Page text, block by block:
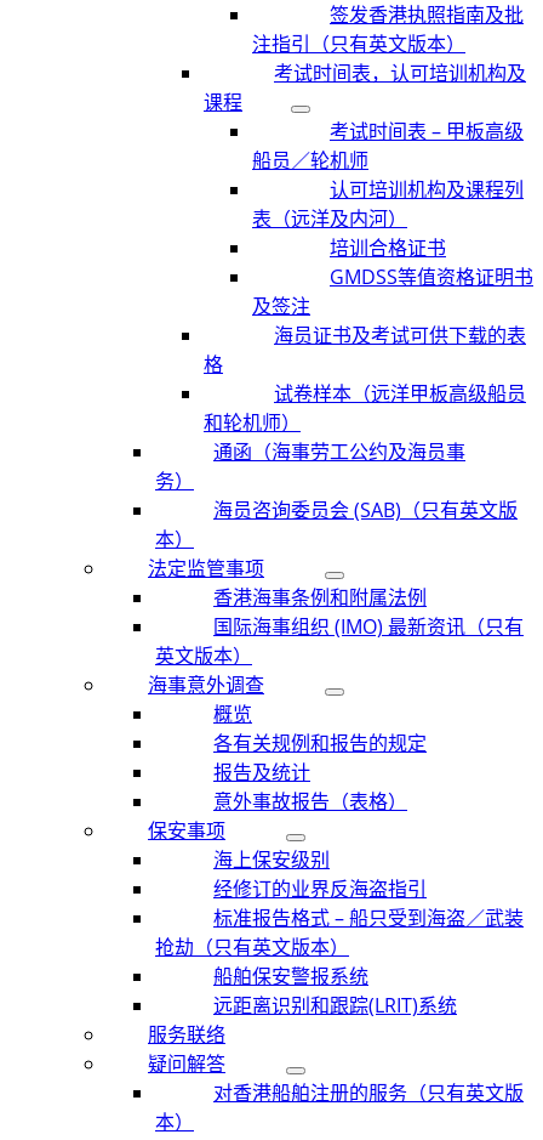
签发香港执照指南及批
注指引（只有英文版本）
考试时间表，认可培训机构及
课程
考试时间表 – 甲板高级
船员／轮机师
认可培训机构及课程列
表（远洋及内河）
培训合格证书
GMDSS等值资格证明书
及签注
海员证书及考试可供下载的表
格
试卷样本（远洋甲板高级船员
和轮机师）
通函（海事劳工公约及海员事
务）
海员咨询委员会 (SAB)（只有英文版
本）
法定监管事项
香港海事条例和附属法例
国际海事组织 (IMO) 最新资讯（只有
英文版本）
海事意外调查
概览
各有关规例和报告的规定
报告及统计
意外事故报告（表格）
保安事项
海上保安级别
经修订的业界反海盗指引
标准报告格式 – 船只受到海盗／武装
抢劫（只有英文版本）
船舶保安警报系统
远距离识别和跟踪(LRIT)系统
服务联络
疑问解答
对香港船舶注册的服务（只有英文版
本）